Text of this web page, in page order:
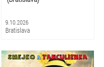
9.10.2026
Bratislava